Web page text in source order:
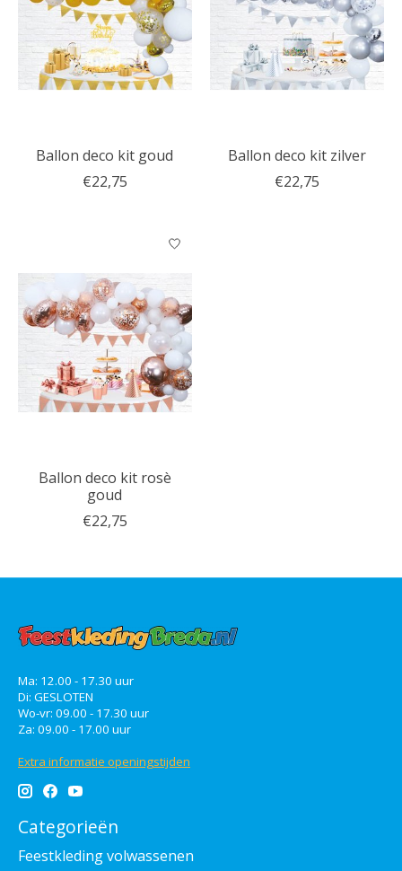
Ballon deco kit goud
€22,75
Ballon deco kit zilver
€22,75
Ballon deco kit rosè
goud
€22,75
Ma: 12.00 - 17.30 uur
Di: GESLOTEN
Wo-vr: 09.00 - 17.30 uur
Za: 09.00 - 17.00 uur
Extra informatie openingstijden
Categorieën
Feestkleding volwassenen